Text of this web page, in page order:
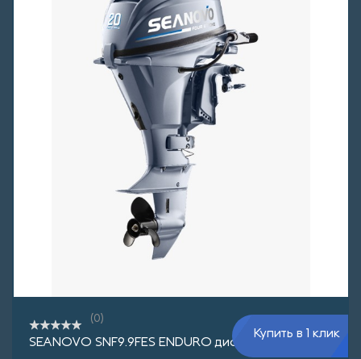
(0)
SEANOVO SNF9.9FES ENDURO дистанция
Купить в 1 клик